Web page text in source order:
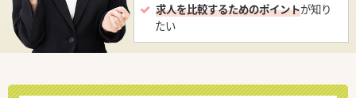
求人を比較するためのポイントが知り
たい